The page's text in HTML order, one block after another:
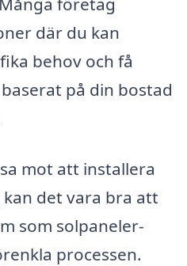
där du kan
behov och få
på din bostad
mot att installera
kan det vara bra att
som solpaneler-
processen.